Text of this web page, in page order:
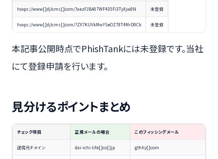
hxxps://www[.]djlcms[.]com/?aezFJBA07WF435Fi3TyXjw8N 未登録
hxxps://www[.]djlcms[.]com/?ZX7KUVkMwYSeOZ78T4MrD0Cb 未登録
本記事公開時点でPhishTankには未登録です。当社
にて登録申請を行います。
見分けるポイントまとめ
チェック項目 正規メールの場合 このフィッシングメール
送信元ドメイン dai-ichi-life[.]co[.]jp gthhy[.]com